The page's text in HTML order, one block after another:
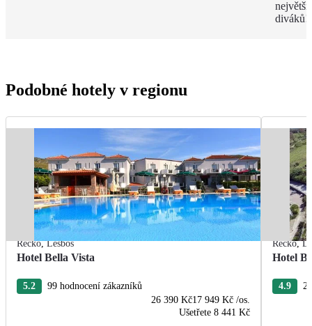
největší
diváků!
Podobné hotely v regionu
Řecko,Lesbos
Hotel Bella Vista
5.2
99 hodnocení zákazníků
26 390 Kč17 949 Kč /os.
Ušetřete 8 441 Kč
Řecko,
Hotel
4.9